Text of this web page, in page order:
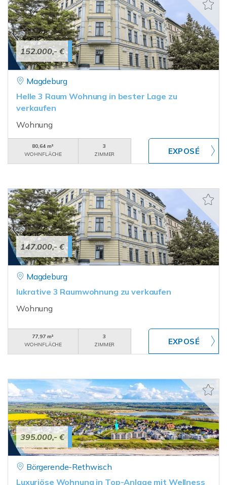
152.000,- €
Magdeburg
Helle 3 Raum Wohnung in bester Lage zu
verkaufen
Wohnung
80,64 m²
WOHNFLÄCHE
3
ZIMMER
147.000,- €
Magdeburg
lukrative 3 Raumwohnung zu verkaufen
Wohnung
77,97 m²
WOHNFLÄCHE
3
ZIMMER
395.000,- €
Börgerende-Rethwisch
Luxuriöse Wohnung in Top-Anlage mit Wellness